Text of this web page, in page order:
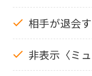
相手が退会
非表示〈ミ